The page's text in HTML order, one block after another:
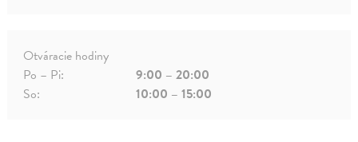
Otváracie hodiny
Po – Pi:
9:00 – 20:00
So:
10:00 – 15:00